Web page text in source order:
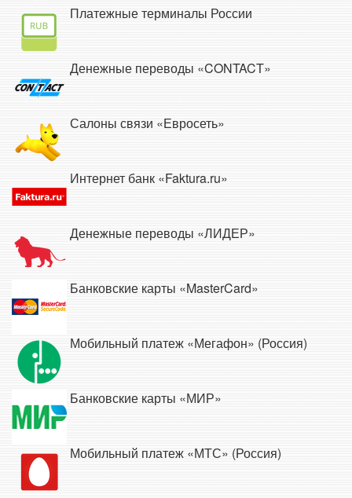
Платежные терминалы России
Денежные переводы «CONTACT»
Салоны связи «Евросеть»
Интернет банк «Faktura.ru»
Денежные переводы «ЛИДЕР»
Банковские карты «MasterCard»
Мобильный платеж «Мегафон» (Россия)
Банковские карты «МИР»
Мобильный платеж «МТС» (Россия)